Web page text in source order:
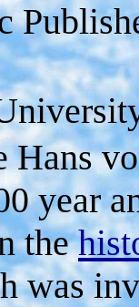
Hans
year
the
was